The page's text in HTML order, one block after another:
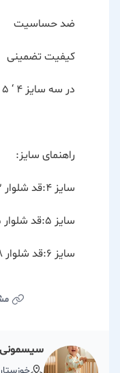
ضد حساسیت
کیفیت تضمینی
در سه سایز ۴ ‘ ۵ ‘ ۶
راهنمای سایز:
سایز ۴:قد شلوار ۴۲
سایز ۵:قد شلوار ۴۵
سایز ۶:قد شلوار ۴۸
سیسمونی